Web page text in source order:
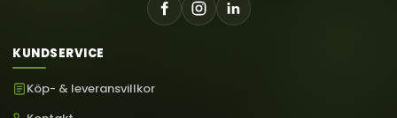
KUNDSERVICE
Köp- & leveransvillkor